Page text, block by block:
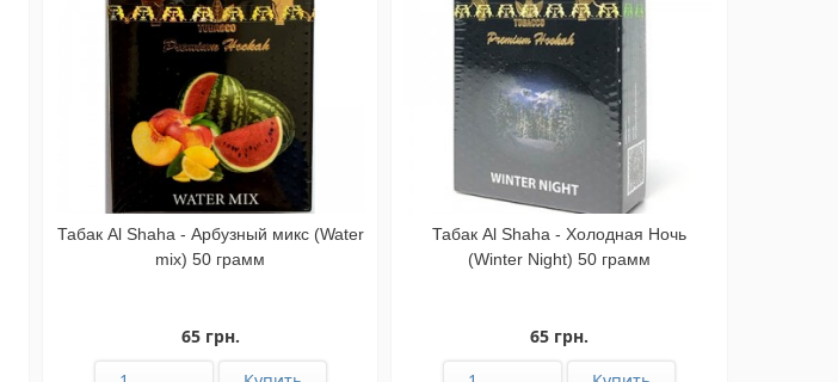
Табак Al Shaha - Арбузный микс (Water
mix) 50 грамм
65 грн.
Табак Al Shaha - Холодная Ночь
(Winter Night) 50 грамм
65 грн.